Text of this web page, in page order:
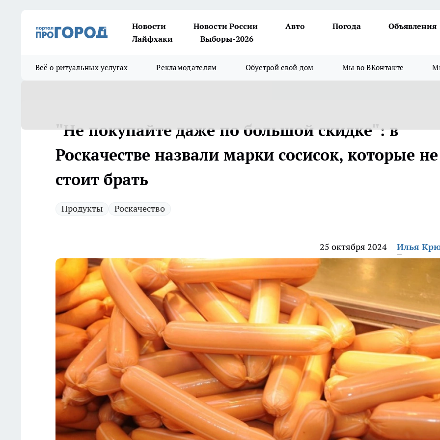
Новости Новости России Авто Погода
Объявления
Лайфхаки
Выборы-2026
Всё о ритуальных услугах Рекламодателям Обустрой свой дом Мы во ВКонтакте
"Не покупайте даже по большой скидке": в
Роскачестве назвали марки сосисок, которые не
стоит брать
Продукты Роскачество
25 октября 2024 Илья